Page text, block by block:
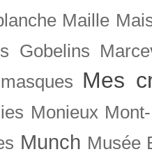
Maille
Gobelins
masques Mes
Monieux
Munch Musée